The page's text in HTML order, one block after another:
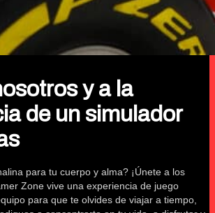
y a la
de un simulador
para tu cuerpo y alma? ¡Únete a los
Zone vive una experiencia de juego
para que te olvides de viajar a tiempo,